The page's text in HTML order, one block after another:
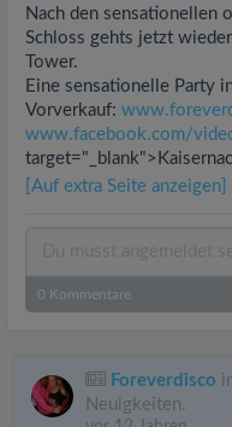
Nach den sensationellen
Schloss gehts jetzt
Tower.
Eine sensationelle Party
Vorverkauf:
www.facebook.com/
[Auf extra Seite anzeigen]
0 Kommentare
Foreverdisco
Neuigkeiten.